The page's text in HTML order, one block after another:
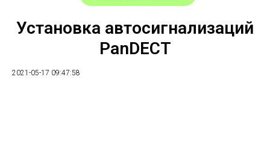
Установка автосигнализаций
PanDECT
2021-05-17 09:47:58